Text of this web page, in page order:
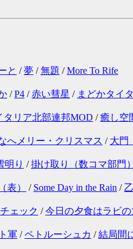
と /夢 /無題 /More To Rife
/P4 /赤い彗星 / まどかタイ
タリア北部連邦MOD /癒し空
へメリー・クリスマス / 大門
明り /掛け取り（数コマ部門）
表） / Some Day in the Rain /
ェック /今日の夕食はラビの
軍 /ペトルーシュカ /結局間